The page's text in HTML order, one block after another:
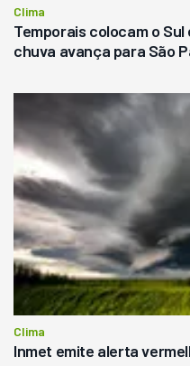
Clima
Temporais colocam o
chuva avança para São
Clima
Inmet emite alerta